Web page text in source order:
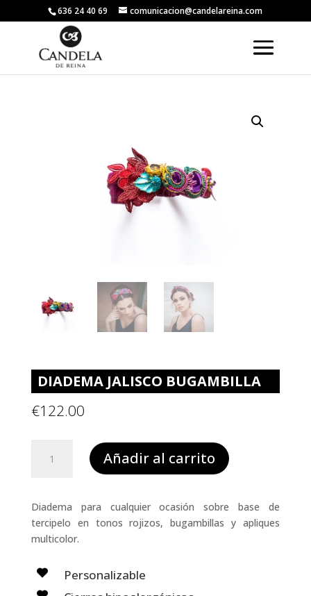
636 24 40 69 comunicacion@candelareina.com
DIADEMA JALISCO BUGAMBILLA
€122.00
JALISCO
Añadir al carrito
Diadema para cualquier ocasión sobre base de
tercipelo en tonos rojizos, bugambillas y apliques
multicolor.
Personalizable